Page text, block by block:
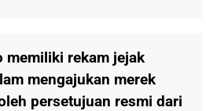
memiliki rekam jejak
mengajukan merek
persetujuan resmi dari